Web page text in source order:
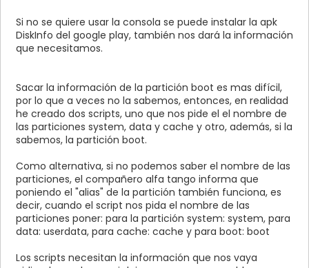
Si no se quiere usar la consola se puede instalar la apk
DiskInfo del google play, también nos dará la información
que necesitamos.
Sacar la información de la partición boot es mas difícil,
por lo que a veces no la sabemos, entonces, en realidad
he creado dos scripts, uno que nos pide el el nombre de
las particiones system, data y cache y otro, además, si la
sabemos, la partición boot.
Como alternativa, si no podemos saber el nombre de las
particiones, el compañero alfa tango informa que
poniendo el "alias" de la partición también funciona, es
decir, cuando el script nos pida el nombre de las
particiones poner: para la partición system: system, para
data: userdata, para cache: cache y para boot: boot
Los scripts necesitan la información que nos vaya